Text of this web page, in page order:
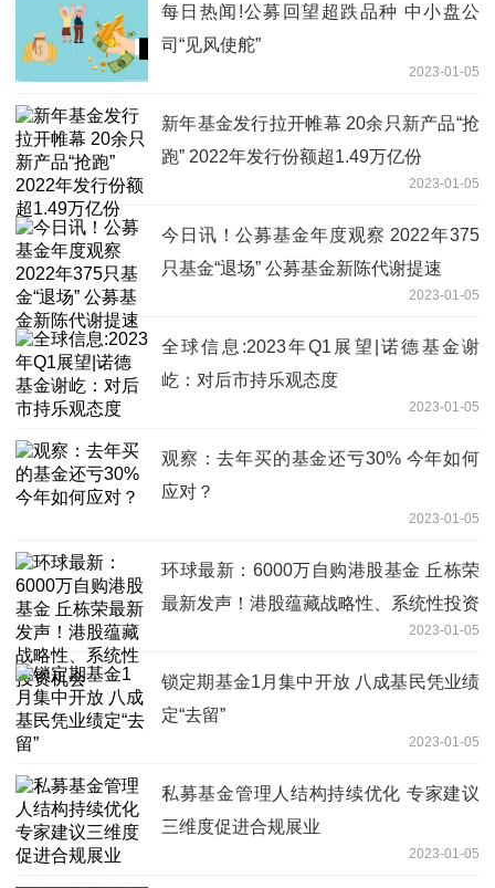
每日热闻!公募回望超跌品种 中小盘公
司“见风使舵”
2023-01-05
新年基金发行拉开帷幕 20余只新产品“抢
跑” 2022年发行份额超1.49万亿份
2023-01-05
今日讯！公募基金年度观察 2022年375
只基金“退场” 公募基金新陈代谢提速
2023-01-05
全球信息:2023年Q1展望|诺德基金谢
屹：对后市持乐观态度
2023-01-05
观察：去年买的基金还亏30% 今年如何
应对？
2023-01-05
环球最新：6000万自购港股基金 丘栋荣
最新发声！港股蕴藏战略性、系统性投资
2023-01-05
锁定期基金1月集中开放 八成基民凭业绩
定“去留”
2023-01-05
私募基金管理人结构持续优化 专家建议
三维度促进合规展业
2023-01-05